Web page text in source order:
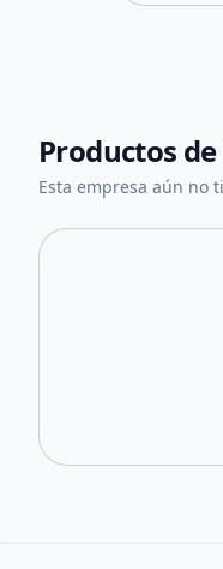
Productos de
Esta empresa aún no